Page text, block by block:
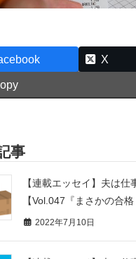
X
事
【連載エッセイ】夫は仕
【Vol.047『まさかの合格
2022年7月10日